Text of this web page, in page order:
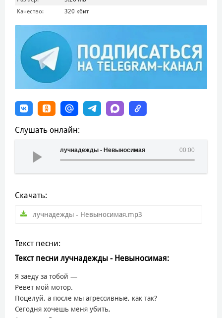
Качество:
320 кбит
Слушать онлайн:
00:00
лучнадежды - Невыносимая
Скачать:
лучнадежды - Невыносимая.mp3
Текст песни:
Текст песни лучнадежды - Невыносимая:
Я заеду за тобой —
Ревет мой мотор.
Поцелуй, а после мы агрессивные, как так?
Сегодня хочешь меня убить,